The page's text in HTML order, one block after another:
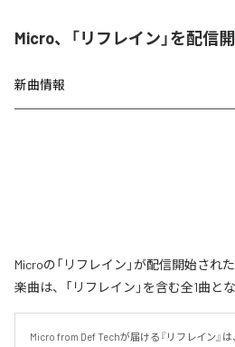
Micro、「リフレイン」を配信
新曲情報
Microの「リフレイン」が配信開始され
楽曲は、「リフレイン」を含む全1曲と
Micro from Def Techが届ける『リフレイン』